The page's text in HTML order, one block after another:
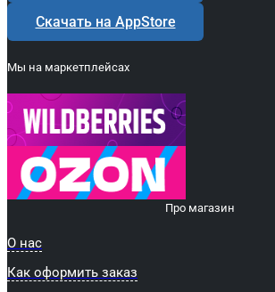
Скачать на AppStore
Мы на маркетплейсах
Про магазин
О нас
Как оформить заказ